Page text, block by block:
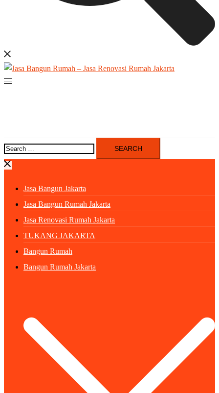
Search
for:
Jasa Bangun Jakarta
Jasa Bangun Rumah Jakarta
Jasa Renovasi Rumah Jakarta
TUKANG JAKARTA
Bangun Rumah
Bangun Rumah Jakarta